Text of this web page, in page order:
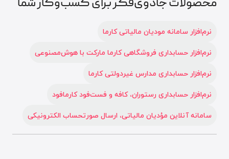
محصولات جادوی‌فکر برای کسب‌وکار شما
نرم‌افزار سامانه مودیان مالیاتی کارما
نرم‌افزار حسابداری فروشگاهی کارما مارکت با هوش‌مصنوعی
نرم‌افزار حسابداری مدارس غیردولتی کارما
نرم‌افزار حسابداری رستوران، کافه و فست‌فود کارمافود
سامانه آنلاین مؤدیان مالیاتی، ارسال صورتحساب الکترونیکی